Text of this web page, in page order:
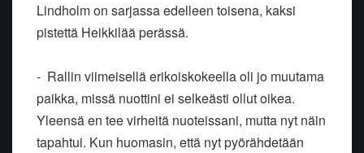
Lindholm on sarjassa edelleen toisena, kaksi
pistettä Heikkilää perässä.
- Rallin viimeisellä erikoiskokeella oli jo muutama
paikka, missä nuottini ei selkeästi ollut oikea.
Yleensä en tee virheitä nuoteissani, mutta nyt näin
tapahtui. Kun huomasin, että nyt pyörähdetään